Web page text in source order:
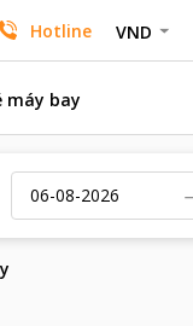
Hotline VND
máy bay